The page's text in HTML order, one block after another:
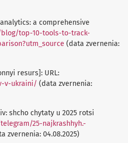
a comprehensive
top-10-tools-to-track-
(data zvernenia:
resurs]: URL:
v-ukraini/ (data zvernenia:
shcho chytaty u 2025 rotsi
25-najkrashhyh.-
zvernenia: 04.08.2025)